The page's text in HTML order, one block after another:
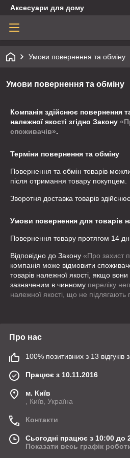
Аксесуари для дому
Умови повернення та обміну
Умови повернення та обміну
Компанія здійснює повернення
належної якості згідно Закону
споживачів».
Терміни повернення та обміну
Повернення та обмін товарів
після отримання товару покупцем.
Зворотня доставка товарів
Умови повернення для товарів
Повернення товару протягом 14
Відповідно до Закону «Про захист
компанія може відмовити
товарів належної якості, якщо вони
зазначеним в чинному переліку
належної якості, що не
Про нас
100% позитивних з 13 відгуків
Працює з 10.11.2016
м. Київ
, Київ, Україна
Контакти
Сьогодні працює з 10:00 до
Показати весь графік